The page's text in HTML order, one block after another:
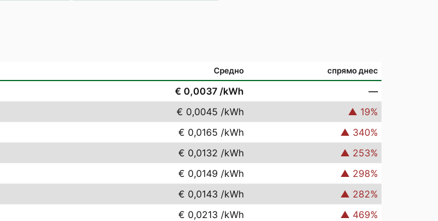
Средно спрямо днес
€ 0,0037 /kWh
—
€ 0,0045 /kWh ▲ 19%
€ 0,0165 /kWh ▲ 340%
€ 0,0132 /kWh ▲ 253%
€ 0,0149 /kWh ▲ 298%
€ 0,0143 /kWh ▲ 282%
€ 0,0213 /kWh ▲ 469%